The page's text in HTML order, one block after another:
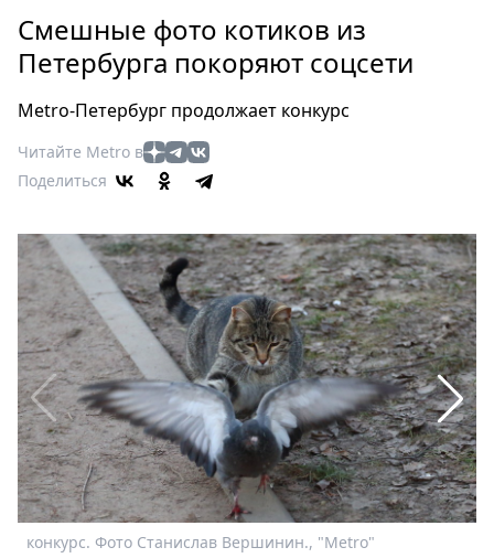
Россия
Мир
Еда
Туризм
Мода
Кино
Афиша
Книги
Выставки
Пресс-
релизы
О
Metro
Стримы
Спецпроекты
Звезды
Смешные фото котиков из
Петербурга покоряют соцсети
Metro-Петербург продолжает конкурс
Читайте Metro в
Поделиться
конкурс. Фото Станислав Вершинин., "Metro"